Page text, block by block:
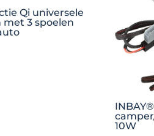
Qi universele
3 spoelen
10W